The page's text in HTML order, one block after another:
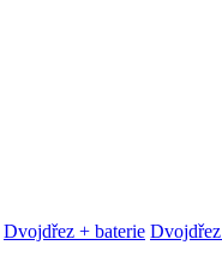
Dvojdřez + baterie